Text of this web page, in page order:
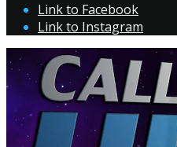
Link to Facebook
Link to Instagram